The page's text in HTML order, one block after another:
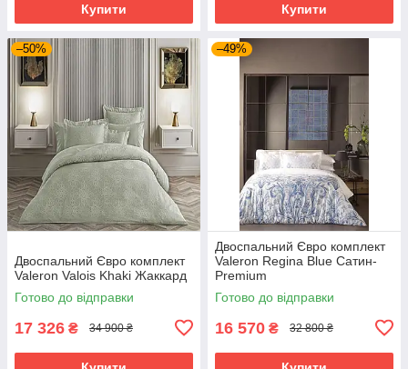
Купити Купити
–50%
Двоспальний Євро комплект
Valeron Valois Khaki Жаккард
Готово до відправки
17 326 ₴ 34 900 ₴
–49%
Двоспальний Євро комплект
Valeron Regina Blue Сатин-
Premium
Готово до відправки
16 570 ₴ 32 800 ₴